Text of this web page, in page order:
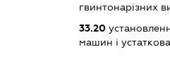
гвинтонарізних
33.20
машин і